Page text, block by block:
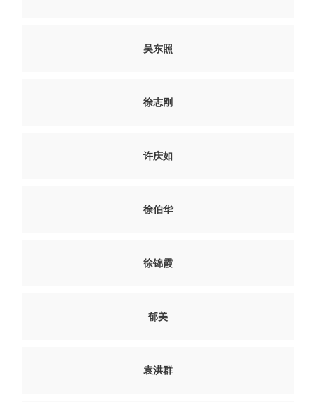
吴东照
徐志刚
许庆如
徐伯华
徐锦霞
郁美
袁洪群